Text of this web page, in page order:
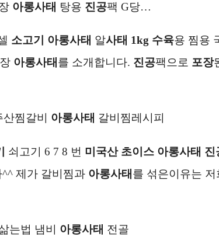
아롱사태 탕용 진공팩 G당…
소고기 아롱사태 알사태 1kg 수육용 찜용
아롱사태 를 소개합니다. 진공팩으로 포장
찜갈비 아롱사태 갈비찜레시피
쇠고기 6 7 8 번 미국산 초이스 아롱사태 진
제가 갈비찜과 아롱사태 를 섞은이유는
는법 냄비 아롱사태 전골